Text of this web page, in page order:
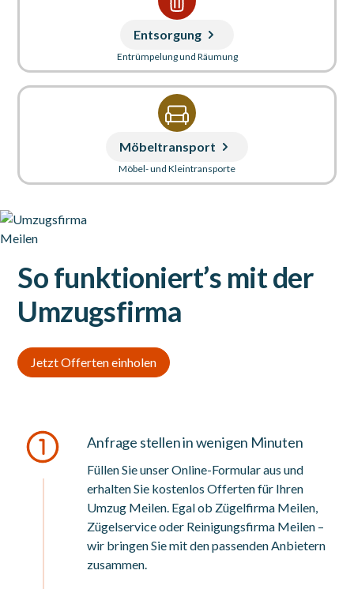
Entsorgung
Entrümpelung und Räumung
Möbeltransport
Möbel- und Kleintransporte
So funktioniert’s mit der
Umzugsfirma
Jetzt Offerten einholen
Anfrage stellen in wenigen Minuten
Füllen Sie unser Online-Formular aus und
erhalten Sie kostenlos Offerten für Ihren
Umzug Meilen. Egal ob Zügelfirma Meilen,
Zügelservice oder Reinigungsfirma Meilen –
wir bringen Sie mit den passenden Anbietern
zusammen.